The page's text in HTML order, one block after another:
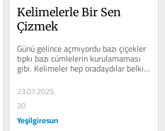
Kelimelerle Bir Sen
Çizmek
Günü gelince açmıyordu bazı çiçekler
tıpkı bazı cümlelerin kurulamaması
gibi. Kelimeler hep oradaydılar belki
ama söze...
23.07.2025
20
Yeşilgiresun